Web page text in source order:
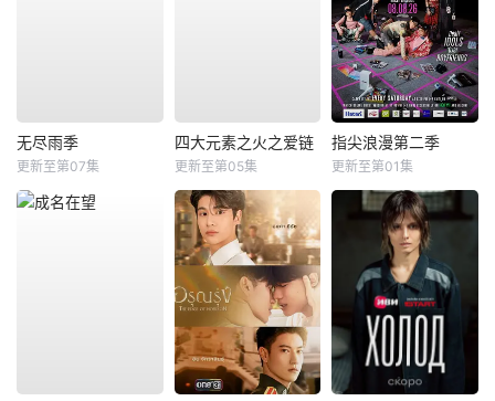
无尽雨季
更新至第07集
四大元素之火之爱链
更新至第05集
指尖浪漫第二季
更新至第01集